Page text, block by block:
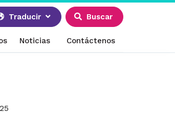
Traducir Buscar
Noticias Contáctenos